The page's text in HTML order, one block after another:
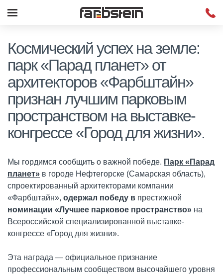
Космический успех на земле:
парк «Парад планет» от
архитекторов «Фарбштайн»
признан лучшим парковым
пространством на выставке-
конгрессе «Город для жизни».
Мы гордимся сообщить о важной победе. Парк «Парад
планет» в городе Нефтегорске (Самарская область),
спроектированный архитекторами компании
«Фарбштайн», одержал победу в престижной
номинации «Лучшее парковое пространство» на
Всероссийской специализированной выставке-
конгрессе «Город для жизни».
Эта награда — официальное признание
профессиональным сообществом высочайшего уровня